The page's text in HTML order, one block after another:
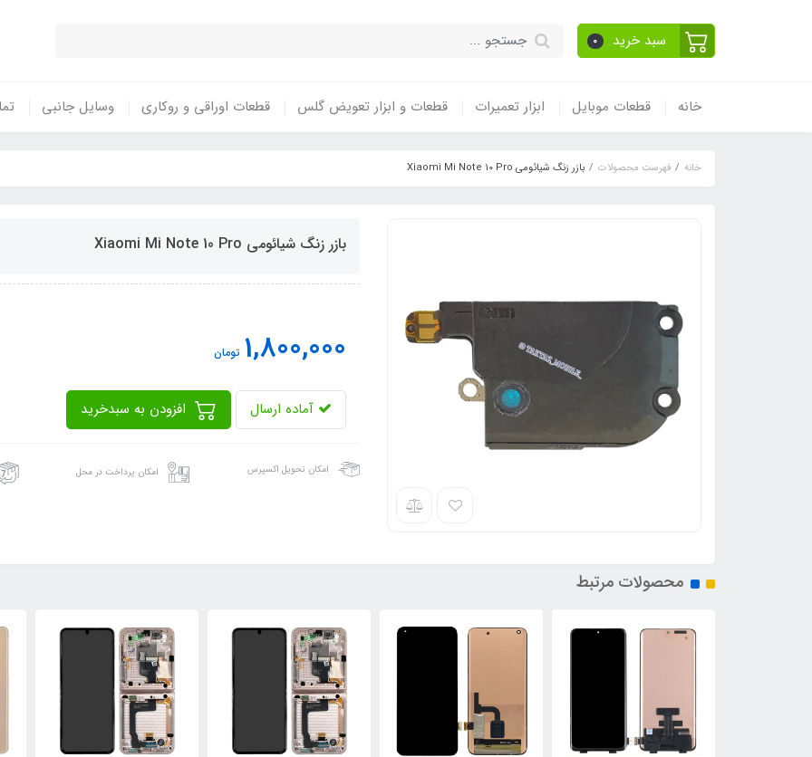
سبد خرید 0
خانه قطعات موبایل ابزار تعمیرات قطعات و ابزار تعویض گلس قطعات اوراقی و روکاری وسایل جانبی
خانه فهرست محصولات بازر زنگ شیائومی Xiaomi Mi Note 10 Pro
بازر زنگ شیائومی Xiaomi Mi Note 10 Pro
1,800,000 تومان
آماده ارسال
امکان تحویل اکسپرس امکان پرداخت در محل
محصولات مرتبط